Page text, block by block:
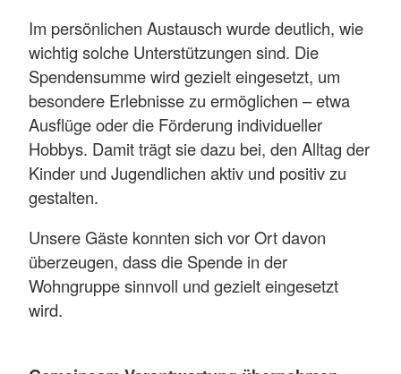
Im persönlichen Austausch wurde deutlich, wie
wichtig solche Unterstützungen sind. Die
Spendensumme wird gezielt eingesetzt, um
besondere Erlebnisse zu ermöglichen – etwa
Ausflüge oder die Förderung individueller
Hobbys. Damit trägt sie dazu bei, den Alltag der
Kinder und Jugendlichen aktiv und positiv zu
gestalten.
Unsere Gäste konnten sich vor Ort davon
überzeugen, dass die Spende in der
Wohngruppe sinnvoll und gezielt eingesetzt
wird.